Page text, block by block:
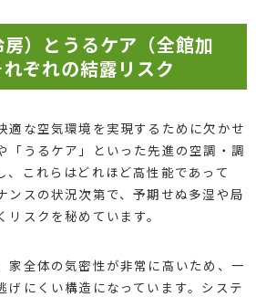
）とうるケア（全館加
ぞれの結露リスク
適な空気環境を実現するために欠かせ
「うるケア」といった先進の空調・調
、これらはどれほど高性能であって
ンスの状況次第で、予期せぬ多湿や局
スクを秘めています。
家全体の気密性が非常に高いため、一
げにくい構造になっています。システ